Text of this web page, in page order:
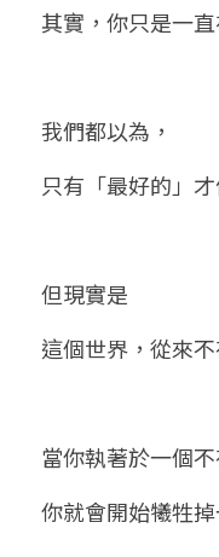
其實，你只是一
我們都以為，
只有「最好的」
但現實是
這個世界，從來
當你執著於一個
你就會開始犧牲